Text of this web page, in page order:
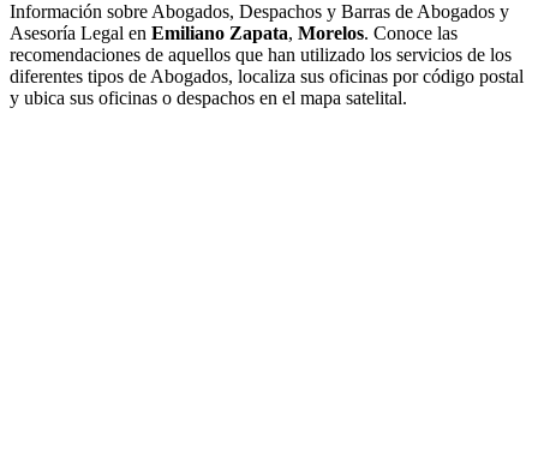
Información sobre Abogados, Despachos y Barras de Abogados y
Asesoría Legal en Emiliano Zapata, Morelos. Conoce las
recomendaciones de aquellos que han utilizado los servicios de los
diferentes tipos de Abogados, localiza sus oficinas por código postal
y ubica sus oficinas o despachos en el mapa satelital.